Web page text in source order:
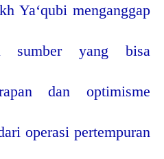
Ya‘qubi menganggap
sumber yang bisa
dan optimisme
operasi pertempuran